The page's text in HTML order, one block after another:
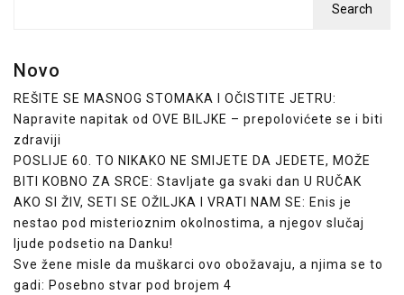
Search
Novo
REŠITE SE MASNOG STOMAKA I OČISTITE JETRU:
Napravite napitak od OVE BILJKE – prepolovićete se i biti
zdraviji
POSLIJE 60. TO NIKAKO NE SMIJETE DA JEDETE, MOŽE
BITI KOBNO ZA SRCE: Stavljate ga svaki dan U RUČAK
AKO SI ŽIV, SETI SE OŽILJKA I VRATI NAM SE: Enis je
nestao pod misterioznim okolnostima, a njegov slučaj
ljude podsetio na Danku!
Sve žene misle da muškarci ovo obožavaju, a njima se to
gadi: Posebno stvar pod brojem 4